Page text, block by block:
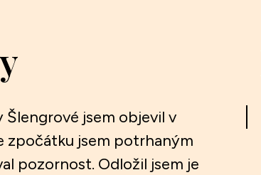
Šlengrové jsem objevil v
zpočátku jsem potrhaným
pozornost. Odložil jsem je